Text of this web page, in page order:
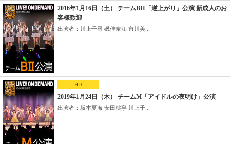
2016年1月16日（土） チームBII「逆上がり」公演 新成人のお
客様歓迎
出演者：川上千尋 磯佳奈江 市川美...
HD
2019年1月24日（木） チームM「アイドルの夜明け」公演
出演者：坂本夏海 安田桃寧 川上千...